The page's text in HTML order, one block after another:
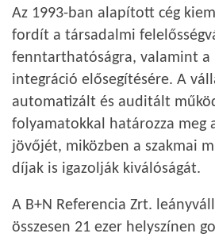
Az 1993-ban alapított cég
fordít a társadalmi
fenntarthatóságra, valamint a
integráció elősegítésére. A
automatizált és auditált
folyamatokkal határozza meg
jövőjét, miközben a szakmai
díjak is igazolják kiválóságát.
A B+N Referencia Zrt.
összesen 21 ezer helyszínen